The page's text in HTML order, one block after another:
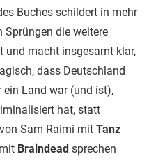
Buches schildert in mehr
Sprüngen die weitere
und macht insgesamt klar,
dass Deutschland
Land war (und ist),
hat, statt
Sam Raimi mit Tanz
Braindead sprechen